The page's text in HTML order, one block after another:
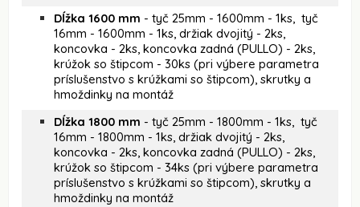
Dĺžka 1600 mm - tyč 25mm - 1600mm - 1ks, tyč
16mm - 1600mm - 1ks, držiak dvojitý - 2ks,
koncovka - 2ks, koncovka zadná (PULLO) - 2ks,
krúžok so štipcom - 30ks (pri výbere parametra
príslušenstvo s krúžkami so štipcom), skrutky a
hmoždinky na montáž
Dĺžka 1800 mm - tyč 25mm - 1800mm - 1ks, tyč
16mm - 1800mm - 1ks, držiak dvojitý - 2ks,
koncovka - 2ks, koncovka zadná (PULLO) - 2ks,
krúžok so štipcom - 34ks (pri výbere parametra
príslušenstvo s krúžkami so štipcom), skrutky a
hmoždinky na montáž